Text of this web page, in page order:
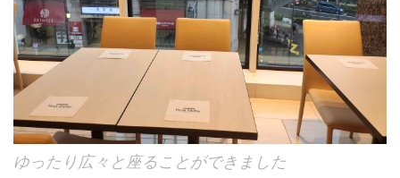
ゆったり広々と座ることができました